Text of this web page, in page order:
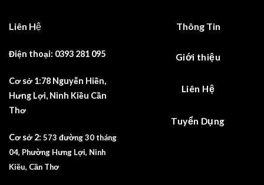
Liên Hệ
Điện thoại: 0393 281 095
Cơ sở 1:78 Nguyễn Hiền,
Hưng Lợi, Ninh Kiều Cần
Thơ
Cơ sở 2: 573 đường 30 tháng
04, Phường Hưng Lợi, Ninh
Kiều, Cần Thơ
Thông Tin
Giới thiệu
Liên Hệ
Tuyển Dụng